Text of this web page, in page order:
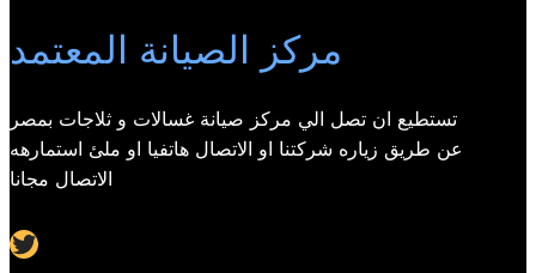
مركز الصيانة المعتمد
تستطيع ان تصل الي مركز صيانة غسالات و ثلاجات بمصر
عن طريق زياره شركتنا او الاتصال هاتفيا او ملئ استمارهه
الاتصال مجانا
Twitter